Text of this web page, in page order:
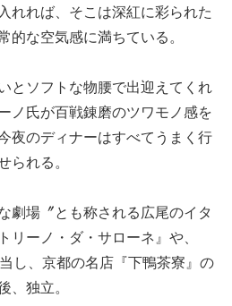
れれば、そこは深紅に彩られた
な空気感に満ちている。
とソフトな物腰で出迎えてくれ
ノ氏が百戦錬磨のツワモノ感を
夜のディナーはすべてうまく行
られる。
劇場〞とも称される広尾のイタ
リーノ・ダ・サローネ』や、
し、京都の名店『下鴨茶寮』の
独立。